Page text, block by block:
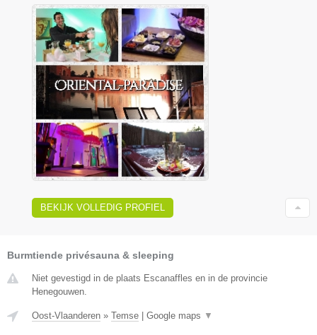
BEKIJK VOLLEDIG PROFIEL
Burmtiende privésauna & sleeping
Niet gevestigd in de plaats Escanaffles en in de provincie
Henegouwen.
Oost-Vlaanderen » Temse Google maps ▼